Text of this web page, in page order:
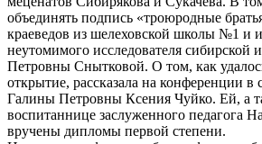
объединять подпись «троюродные
краеведов из шелеховской школы №1 и
неутомимого исследователя сибирской
Петровны Снытковой. О том, как
открытие, рассказала на конференции в
Галины Петровны Ксения Чуйко. Ей, а
воспитаннице заслуженного педагога
вручены дипломы первой степени.